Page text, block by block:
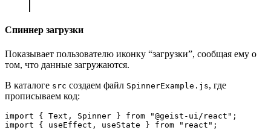
Спиннер загрузки
Показывает пользователю иконку “загрузки”, сообщая ему о
том, что данные загружаются.
В каталоге src создаем файл SpinnerExample.js, где
прописываем код:
import { Text, Spinner } from "@geist-ui/react";
import { useEffect, useState } from "react";